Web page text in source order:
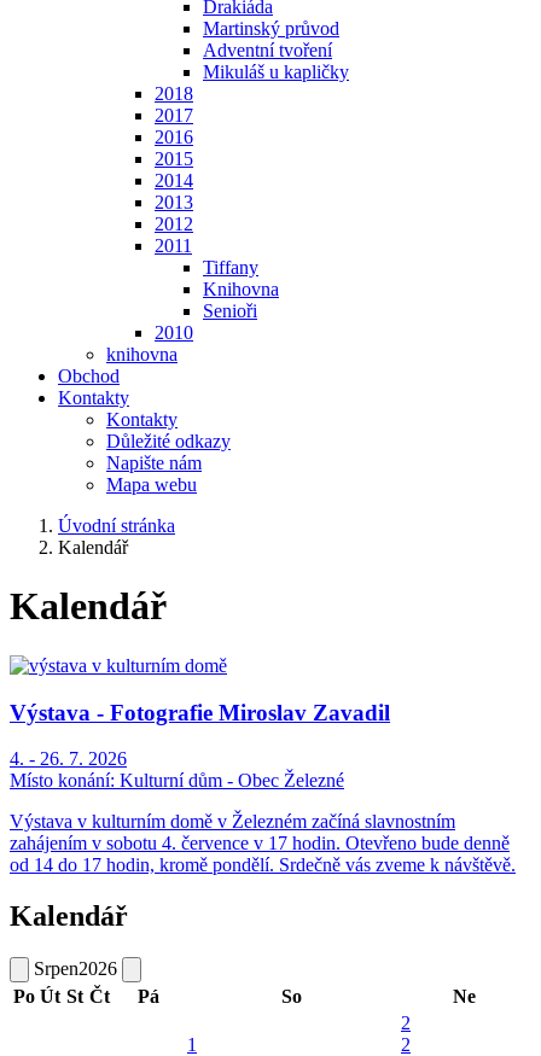
Drakiáda
Martinský průvod
Adventní tvoření
Mikuláš u kapličky
2018
2017
2016
2015
2014
2013
2012
2011
Tiffany
Knihovna
Senioři
2010
knihovna
Obchod
Kontakty
Kontakty
Důležité odkazy
Napište nám
Mapa webu
Úvodní stránka
Kalendář
Kalendář
Výstava - Fotografie Miroslav Zavadil
4. - 26. 7. 2026
Místo konání: Kulturní dům - Obec Železné
Výstava v kulturním domě v Železném začíná slavnostním
zahájením v sobotu 4. července v 17 hodin. Otevřeno bude denně
od 14 do 17 hodin, kromě pondělí. Srdečně vás zveme k návštěvě.
Kalendář
Srpen2026
Po Út St Čt Pá So Ne
1
2
2